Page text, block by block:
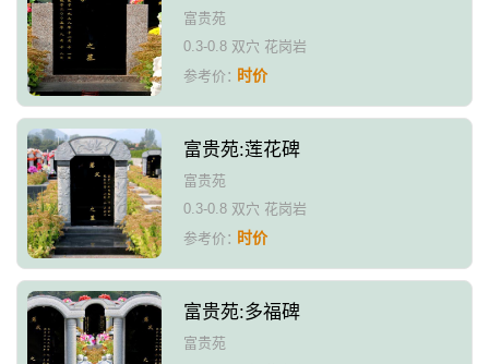
富贵苑
0.3-0.8 双穴 花岗岩
参考价：时价
富贵苑:莲花碑
富贵苑
0.3-0.8 双穴 花岗岩
参考价：时价
富贵苑:多福碑
富贵苑